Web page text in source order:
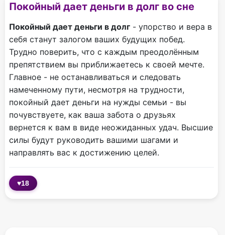
Покойный дает деньги в долг во сне
Покойный дает деньги в долг - упорство и вера в
себя станут залогом ваших будущих побед.
Трудно поверить, что с каждым преодолённым
препятствием вы приближаетесь к своей мечте.
Главное - не останавливаться и следовать
намеченному пути, несмотря на трудности,
покойный дает деньги на нужды семьи - вы
почувствуете, как ваша забота о друзьях
вернется к вам в виде неожиданных удач. Высшие
силы будут руководить вашими шагами и
направлять вас к достижению целей.
♥18